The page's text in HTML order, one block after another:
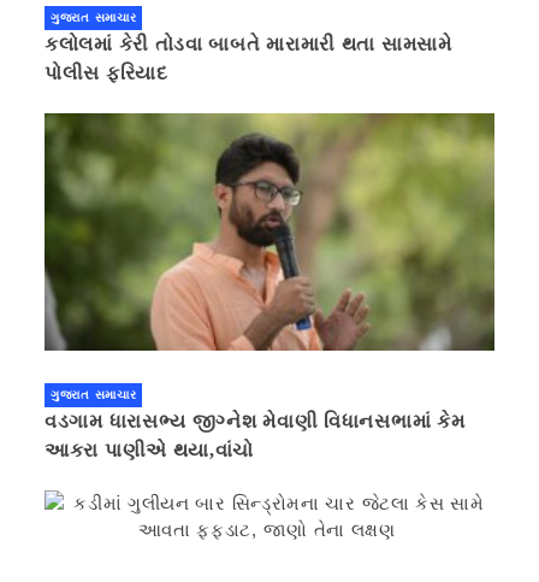
ગુજરાત સમાચાર
કલોલમાં કેરી તોડવા બાબતે મારામારી થતા સામસામે
પોલીસ ફરિયાદ
ગુજરાત સમાચાર
વડગામ ધારાસભ્ય જીગ્નેશ મેવાણી વિધાનસભામાં કેમ
આકરા પાણીએ થયા,વાંચો